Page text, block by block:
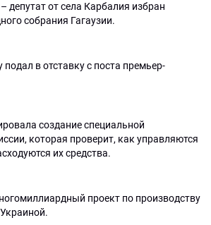
депутат от села Карбалия избран
собрания Гагаузии.
в отставку с поста премьер-
создание специальной
которая проверит, как управляются
их средства.
проект по производству